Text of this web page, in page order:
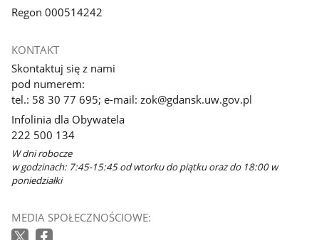
Regon 000514242
KONTAKT
Skontaktuj się z nami
pod numerem:
tel.: 58 30 77 695; e-mail: zok@gdansk.uw.gov.pl
Infolinia dla Obywatela
222 500 134
W dni robocze
w godzinach: 7:45-15:45 od wtorku do piątku oraz do 18:00 w
poniedziałki
MEDIA SPOŁECZNOŚCIOWE: